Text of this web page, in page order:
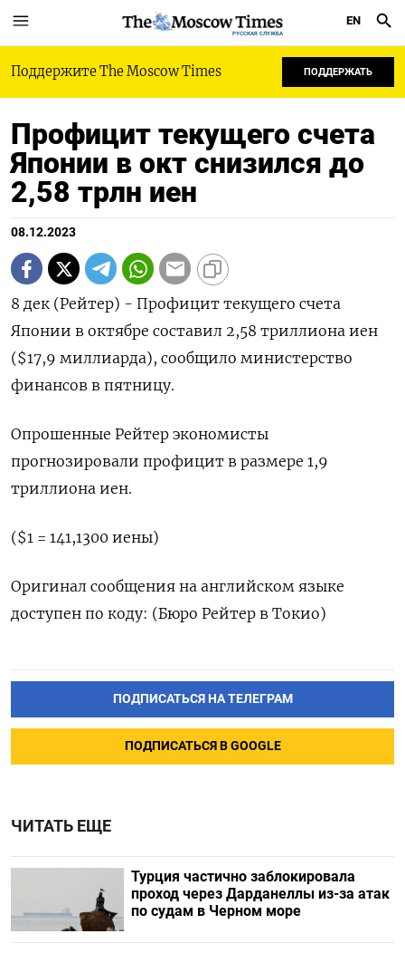
РУССКАЯ СЛУЖБА
EN
Поддержите The Moscow Times ПОДДЕРЖАТЬ
Профицит текущего счета
Японии в окт снизился до
2,58 трлн иен
08.12.2023
8 дек (Рейтер) - Профицит текущего счета
Японии в октябре составил 2,58 триллиона иен
($17,9 миллиарда), сообщило министерство
финансов в пятницу.
Опрошенные Рейтер экономисты
прогнозировали профицит в размере 1,9
триллиона иен.
($1 = 141,1300 иены)
Оригинал сообщения на английском языке
доступен по коду: (Бюро Рейтер в Токио)
ПОДПИСАТЬСЯ НА ТЕЛЕГРАМ
ПОДПИСАТЬСЯ В GOOGLE
ЧИТАТЬ ЕЩЕ
Турция частично заблокировала
проход через Дарданеллы из-за атак
по судам в Черном море